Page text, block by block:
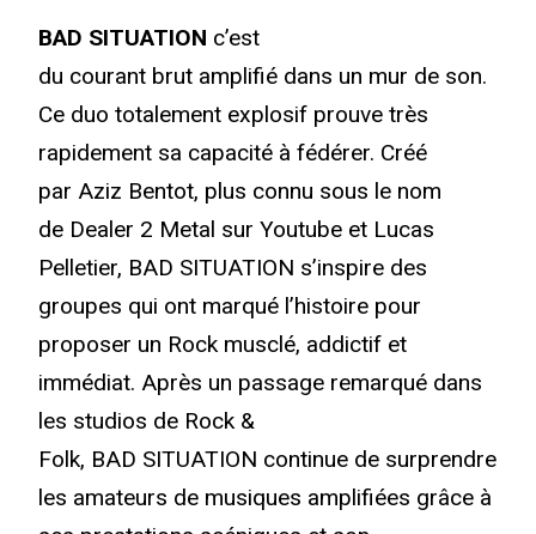
BAD SITUATION c’est
du courant brut amplifié dans un mur de son.
Ce duo totalement explosif prouve très
rapidement sa capacité à fédérer. Créé
par Aziz Bentot, plus connu sous le nom
de Dealer 2 Metal sur Youtube et Lucas
Pelletier, BAD SITUATION s’inspire des
groupes qui ont marqué l’histoire pour
proposer un Rock musclé, addictif et
immédiat. Après un passage remarqué dans
les studios de Rock &
Folk, BAD SITUATION continue de surprendre
les amateurs de musiques amplifiées grâce à